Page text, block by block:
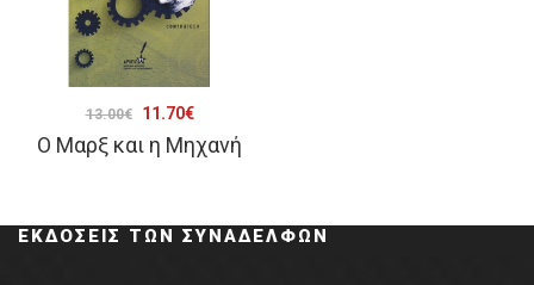
Ο Μαρξ και η Μηχανή
13.00€
Original
price
11.70€Η
τρέχουσα
11.70€.
ΕΚΔΌΣΕΙΣ ΤΩΝ ΣΥΝΑΔΈΛΦΩΝ